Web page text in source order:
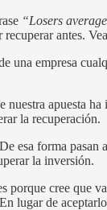
“Losers
antes.
una empresa
nuestra apuesta
la recuperación.
esa forma
la inversión.
porque cree que
lugar de